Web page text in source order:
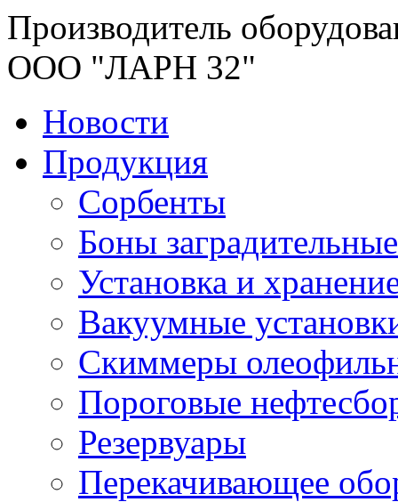
Производитель
ООО "ЛАРН 32"
Новости
Продукция
Сорбенты
Боны заградительные
Установка и
Вакуумные
Скиммеры
Пороговые
Резервуары
Перекачивающее